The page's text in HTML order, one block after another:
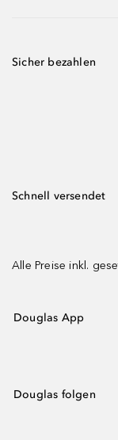
Sicher bezahlen
Schnell versendet
Alle Preise inkl.
Douglas App
Douglas folgen